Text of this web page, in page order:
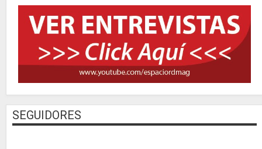
SEGUIDORES